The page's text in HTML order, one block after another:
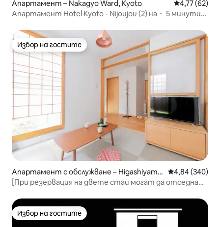
Апартамент – Nakagyo Ward, Kyoto Средна
4,77 (62)
Апартамент Hotel Kyoto - Nijoujou (2) на・ 5 минути
Избор на гостите
Избор на гостите
Апартамент с обслужване – Higashiyama
Ward, Kyoto
Средна
4,84 (340)
[При резервация на двете стаи могат да отседнат
Кийомизу-дера, част от Списъка на световното
наследство, и светилището Ясака! , 2-ри етаж,
стая B/Макс.
Избор на гостите
Избор на гостите